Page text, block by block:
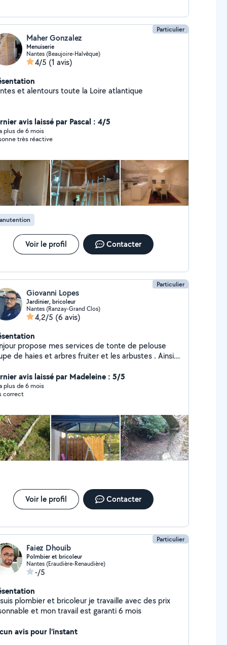
Particulier
Maher Gonzalez
Menuiserie
Nantes (Beaujoire-Halvêque)
4/5 (1 avis)
et alentours toute la Loire atlantique
avis laissé par Pascal : 4/5
plus de 6 mois
très réactive
Voir le profil Contacter
Particulier
Giovanni Lopes
Jardinier, bricoleur
Nantes (Ranzay-Grand Clos)
4,2/5 (6 avis)
propose mes services de tonte de pelouse
de haies et arbres fruiter et les arbustes . Ainsi
souriant, ponctuel,minutieux, avec
relationnel, j'aime accomplir le travail bien fait !!!!
du client et ma devise. prix attractif !!!!
avis laissé par Madeleine : 5/5
plus de 6 mois
correct
Voir le profil Contacter
Particulier
Faiez Dhouib
Polmbier et bricoleur
Nantes (Eraudière-Renaudière)
-/5
plombier et bricoleur je travaille avec des prix
et mon travail est garanti 6 mois
avis pour l'instant